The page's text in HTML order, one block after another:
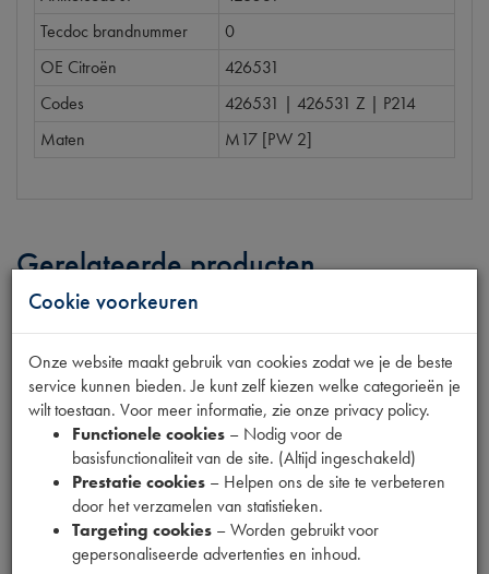
Tecdoc brandnummer
0
OE Citroën
426531
Codes
426531 | 426531 Z | P214
Maten
M17 [PW 2]
Gerelateerde producten
BORGPLAAT BOVEN FUSEE
€5,00 (€ 4,13 excl. btw)
FUSEE HOES LEER BOVEN 62.0MM
Cookie voorkeuren
Onze website maakt gebruik van cookies zodat we je de beste
service kunnen bieden. Je kunt zelf kiezen welke categorieën je
wilt toestaan. Voor meer informatie, zie onze privacy policy.
Functionele cookies – Nodig voor de
basisfunctionaliteit van de site. (Altijd ingeschakeld)
Prestatie cookies – Helpen ons de site te verbeteren
door het verzamelen van statistieken.
Targeting cookies – Worden gebruikt voor
gepersonaliseerde advertenties en inhoud.